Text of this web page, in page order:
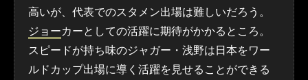
高いが、代表でのスタメン出場は難しいだろう。
ジョーカーとしての活躍に期待がかかるところ。
スピードが持ち味のジャガー・浅野は日本をワー
ルドカップ出場に導く活躍を見せることができる